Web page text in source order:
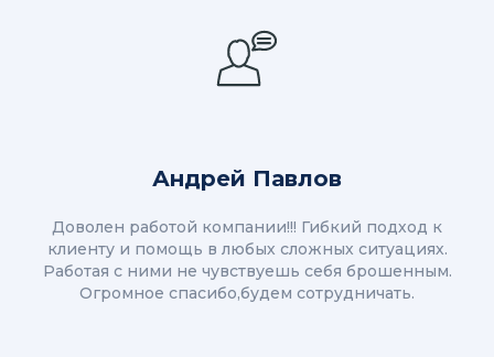
Андрей Павлов
Доволен работой компании!!! Гибкий подход к
клиенту и помощь в любых сложных ситуациях.
Работая с ними не чувствуешь себя брошенным.
Огромное спасибо,будем сотрудничать.